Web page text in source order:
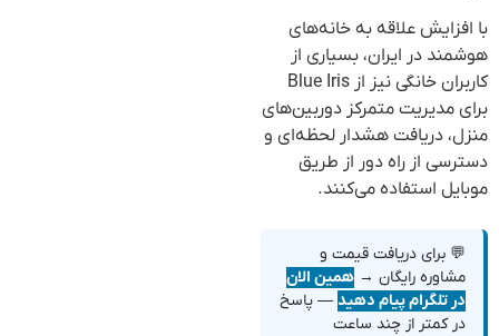
با افزایش علاقه به خانه‌های
هوشمند در ایران، بسیاری از
کاربران خانگی نیز از Blue Iris
برای مدیریت متمرکز دوربین‌های
منزل، دریافت هشدار لحظه‌ای و
دسترسی از راه دور از طریق
موبایل استفاده می‌کنند.
💬 برای دریافت قیمت و
مشاوره رایگان → همین الان
در تلگرام پیام دهید — پاسخ
در کمتر از چند ساعت